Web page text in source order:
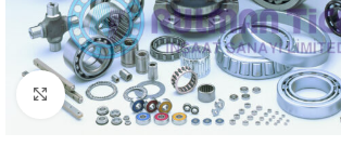
Büyütmek için tıklayın